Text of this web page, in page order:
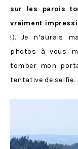
sur les parois
vraiment
!). Je n’aurais
photos à vous
tomber mon
tentative de selfie.